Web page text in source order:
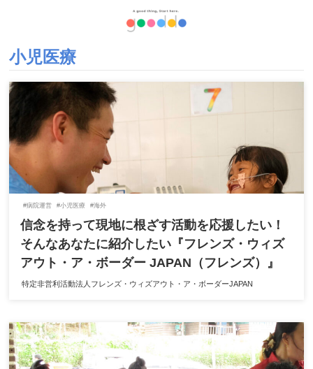
小児医療
信念を持って現地に根ざす活動を応援したい！
そんなあなたに紹介したい『フレンズ・ウィズ
アウト・ア・ボーダー JAPAN（フレンズ）』
#病院運営 #小児医療 #海外
特定非営利活動法人フレンズ・ウィズアウト・ア・ボーダーJAPAN